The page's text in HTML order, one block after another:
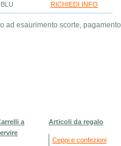
BLU RICHIEDI INFO
ad esaurimento scorte, pagamento
a
Articoli da regalo
Ceppi e confezioni